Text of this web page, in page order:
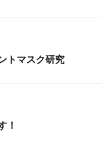
トマスク研究
！